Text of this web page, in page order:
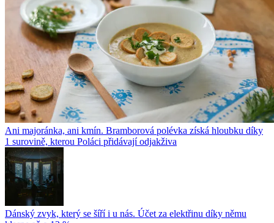
Ani majoránka, ani kmín. Bramborová polévka získá hloubku díky
1 surovině, kterou Poláci přidávají odjakživa
Dánský zvyk, který se šíří i u nás. Účet za elektřinu díky němu